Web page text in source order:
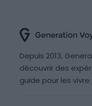
Depuis 2013,
découvrir des
guide pour les